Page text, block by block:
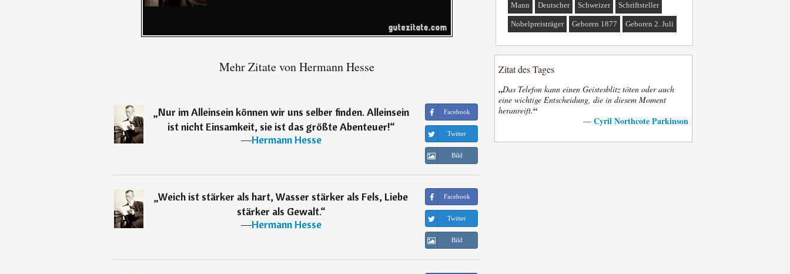
Mehr Zitate von Hermann Hesse
„Nur im Alleinsein können wir uns selber finden. Alleinsein
ist nicht Einsamkeit, sie ist das größte Abenteuer!“
―Hermann Hesse
Facebook
Twitter
Bild
„Weich ist stärker als hart, Wasser stärker als Fels, Liebe
stärker als Gewalt.“
―Hermann Hesse
Facebook
Twitter
Bild
Mann Deutscher Schweizer Schriftsteller
Nobelpreisträger Geboren 1877 Geboren 2. Juli
Zitat des Tages
„Das Telefon kann einen Geistesblitz töten oder auch
eine wichtige Entscheidung, die in diesem Moment
heranreift.“
— Cyril Northcote Parkinson